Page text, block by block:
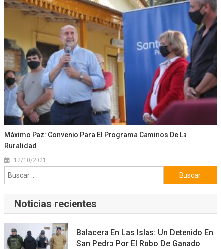
Máximo Paz: Convenio Para El Programa Caminos De La
Ruralidad
12/10/2021
Buscar:
Noticias recientes
Balacera En Las Islas: Un Detenido En
San Pedro Por El Robo De Ganado